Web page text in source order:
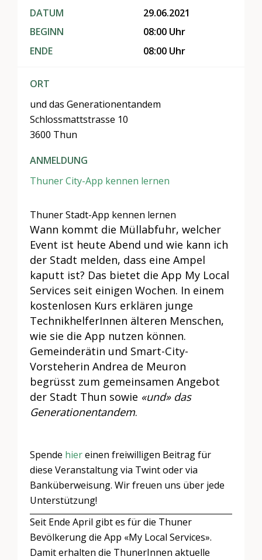
DATUM
BEGINN
ENDE
29.06.2021
08:00 Uhr
08:00 Uhr
ORT
und das Generationentandem
Schlossmattstrasse 10
3600 Thun
ANMELDUNG
Thuner City-App kennen lernen
Thuner Stadt-App kennen lernen
Wann kommt die Müllabfuhr, welcher
Event ist heute Abend und wie kann ich
der Stadt melden, dass eine Ampel
kaputt ist? Das bietet die App My Local
Services seit einigen Wochen. In einem
kostenlosen Kurs erklären junge
TechnikhelferInnen älteren Menschen,
wie sie die App nutzen können.
Gemeinderätin und Smart-City-
Vorsteherin Andrea de Meuron
begrüsst zum gemeinsamen Angebot
der Stadt Thun sowie «und» das
Generationentandem.
Spende hiereinen freiwilligen Beitrag für
diese Veranstaltung via Twint oder via
Banküberweisung. Wir freuen uns über jede
Unterstützung!
Seit Ende April gibt es für die Thuner
Bevölkerung die App «My Local Services».
Damit erhalten die ThunerInnen aktuelle